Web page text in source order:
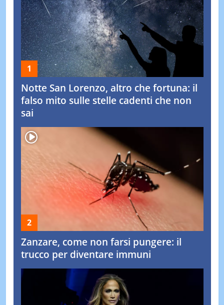
Notte San Lorenzo, altro che fortuna: il
falso mito sulle stelle cadenti che non
sai
Zanzare, come non farsi pungere: il
trucco per diventare immuni